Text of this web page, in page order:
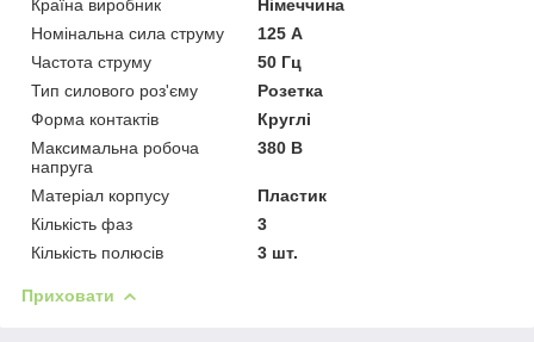
Країна виробник
Німеччина
Номінальна сила струму
125 А
Частота струму
50 Гц
Тип силового роз'єму
Розетка
Форма контактів
Круглі
Максимальна робоча
напруга
380 В
Матеріал корпусу
Пластик
Кількість фаз
3
Кількість полюсів
3 шт.
Приховати